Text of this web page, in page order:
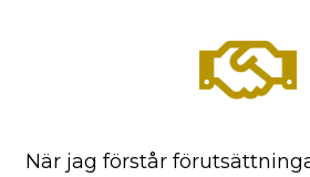
När jag förstår